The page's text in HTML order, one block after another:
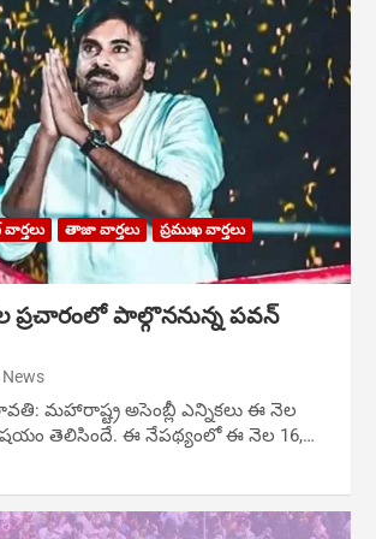
వార్తలు తాజా వార్తలు
ప్రముఖ వార్తలు
ప్రచారంలో పాల్గొననున్న పవన్
మహారాష్ట్ర అసెంబ్లీ ఎన్నికలు ఈ నెల
తెలిసిందే. ఈ నేపథ్యంలో ఈ నెల 16,…